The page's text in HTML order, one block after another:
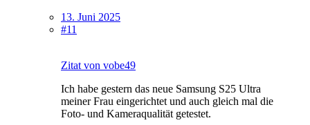
13. Juni 2025
#11
Zitat von vobe49
Ich habe gestern das neue Samsung S25 Ultra
meiner Frau eingerichtet und auch gleich mal die
Foto- und Kameraqualität getestet.